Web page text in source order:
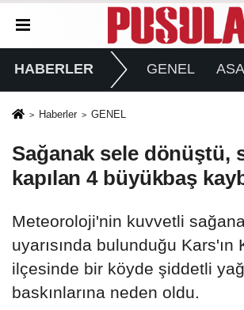
HABERLER GENEL
Haberler GENEL
Sağanak sele dönüştü,
kapılan 4 büyükbaş
Meteoroloji'nin kuvvetli
uyarısında bulunduğu Kars'ın
ilçesinde bir köyde şiddetli
baskınlarına neden oldu.